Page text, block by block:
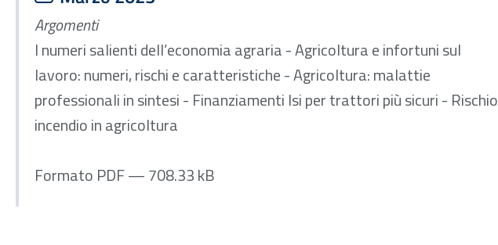
Argomenti
I numeri salienti dell’economia agraria - Agricoltura e infortuni sul
lavoro: numeri, rischi e caratteristiche - Agricoltura: malattie
professionali in sintesi - Finanziamenti Isi per trattori più sicuri - Rischio
incendio in agricoltura
Formato PDF — 708.33 kB